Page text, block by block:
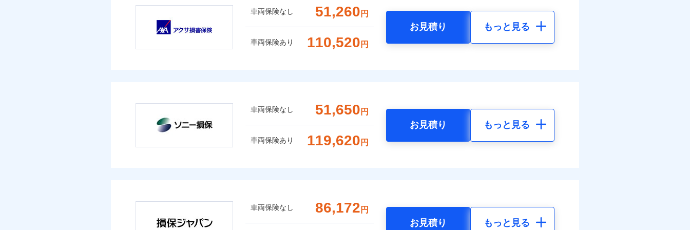
車両保険なし 51,260 円
車両保険あり 110,520 円
お見積り もっと見る
車両保険なし 51,650 円
車両保険あり 119,620 円
お見積り もっと見る
車両保険なし 86,172 円
お見積り もっと見る